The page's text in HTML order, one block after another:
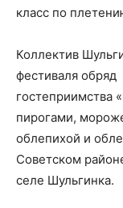
класс по
Коллектив
фестиваля обряд
гостеприимства
пирогами,
облепихой и
Советском
селе Шульгинка.